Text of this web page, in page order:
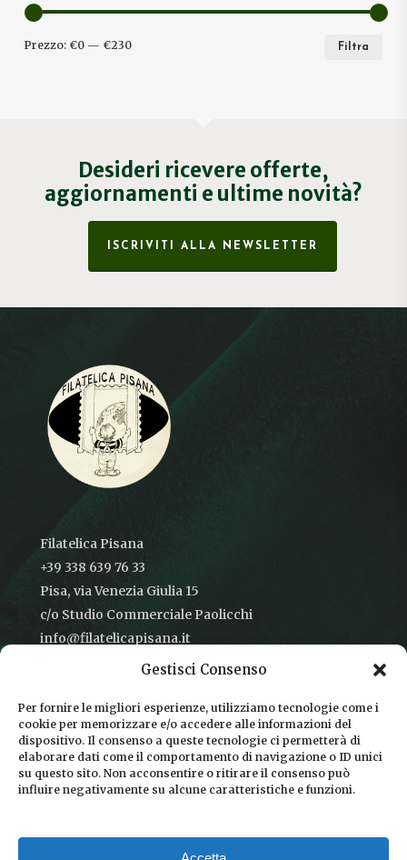
Gestisci Consenso
Per fornire le migliori esperienze, utilizziamo tecnologie come i
cookie per memorizzare e/o accedere alle informazioni del
dispositivo. Il consenso a queste tecnologie ci permetterà di
elaborare dati come il comportamento di navigazione o ID unici
su questo sito. Non acconsentire o ritirare il consenso può
influire negativamente su alcune caratteristiche e funzioni.
Filtra
Prezzo: €0— €230
Desideri ricevere offerte,
aggiornamenti e ultime novità?
ISCRIVITI ALLA NEWSLETTER
Filatelica Pisana
+39 338 639 76 33
Pisa, via Venezia Giulia 15
c/o Studio Commerciale Paolicchi
info@filatelicapisana.it
CONDIZIONI DI VENDITA
INFORMATIVA SULLA PRIVACY
COOKIE POLICY